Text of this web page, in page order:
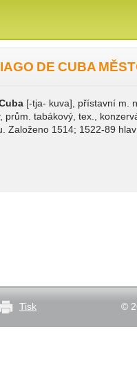
DE CUBA
[-tja- kuva], přístavní m.
prům. tabákový, tex.,
Založeno 1514; 1522-89
©
Tisk